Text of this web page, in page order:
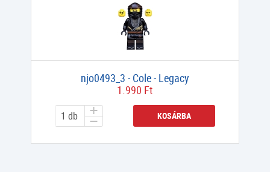
njo0493_3 - Cole - Legacy
1.990 Ft
KOSÁRBA